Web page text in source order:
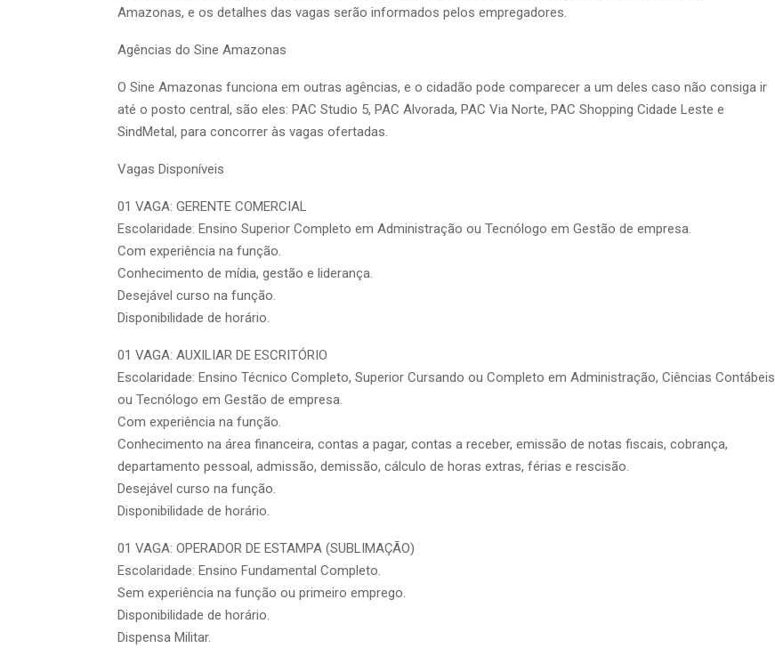
Amazonas, e os detalhes das vagas serão informados pelos empregadores.
Agências do Sine Amazonas
O Sine Amazonas funciona em outras agências, e o cidadão pode comparecer a um deles caso não consiga ir
até o posto central, são eles: PAC Studio 5, PAC Alvorada, PAC Via Norte, PAC Shopping Cidade Leste e
SindMetal, para concorrer às vagas ofertadas.
Vagas Disponíveis
01 VAGA: GERENTE COMERCIAL
Escolaridade: Ensino Superior Completo em Administração ou Tecnólogo em Gestão de empresa.
Com experiência na função.
Conhecimento de mídia, gestão e liderança.
Desejável curso na função.
Disponibilidade de horário.
01 VAGA: AUXILIAR DE ESCRITÓRIO
Escolaridade: Ensino Técnico Completo, Superior Cursando ou Completo em Administração, Ciências Contábeis
ou Tecnólogo em Gestão de empresa.
Com experiência na função.
Conhecimento na área financeira, contas a pagar, contas a receber, emissão de notas fiscais, cobrança,
departamento pessoal, admissão, demissão, cálculo de horas extras, férias e rescisão.
Desejável curso na função.
Disponibilidade de horário.
01 VAGA: OPERADOR DE ESTAMPA (SUBLIMAÇÃO)
Escolaridade: Ensino Fundamental Completo.
Sem experiência na função ou primeiro emprego.
Disponibilidade de horário.
Dispensa Militar.